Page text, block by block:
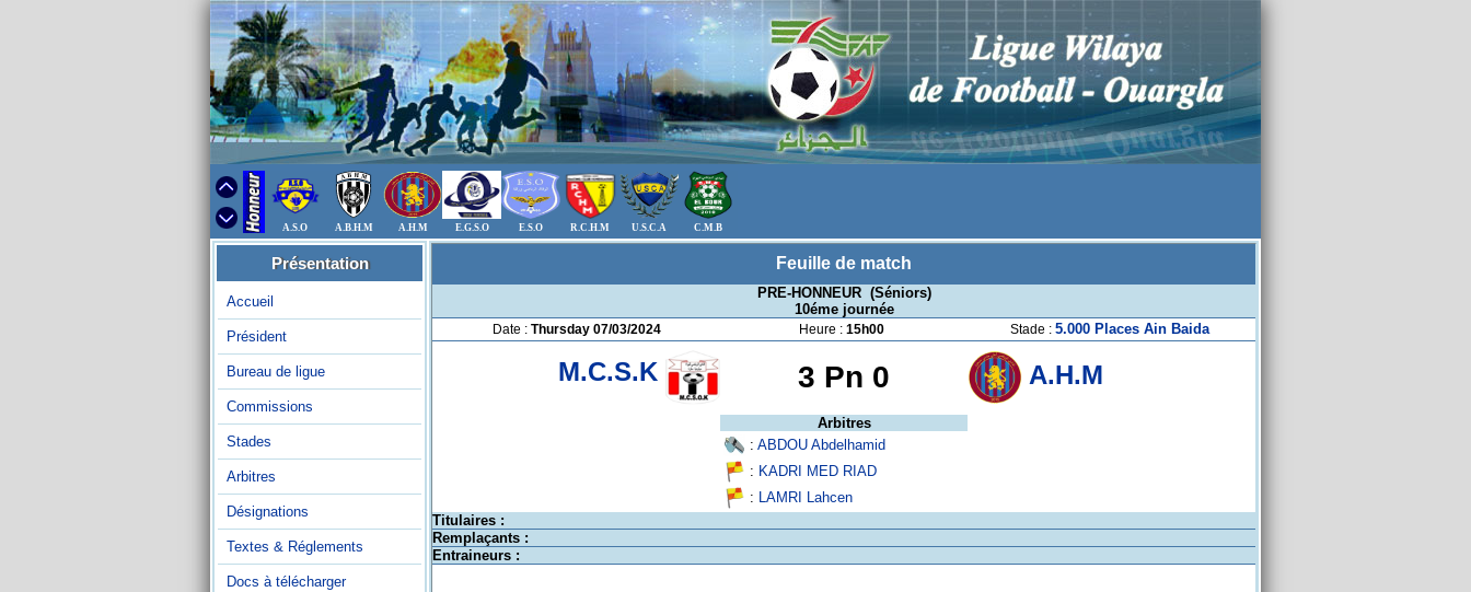
A.S.O A.B.H.M A.H.M E.G.S.O E.S.O R.C.H.M U.S.C.A C.M.B
Présentation
Accueil
Président
Bureau de ligue
Commissions
Stades
Arbitres
Désignations
Textes & Réglements
Docs à télécharger
Feuille de match
PRE-HONNEUR (Séniors)
10éme journée
Date : Thursday 07/03/2024 Heure : 15h00 Stade : 5.000 Places Ain Baida
M.C.S.K 3 Pn 0 A.H.M
Arbitres
: ABDOU Abdelhamid
: KADRI MED RIAD
: LAMRI Lahcen
Titulaires :
Remplaçants :
Entraineurs :